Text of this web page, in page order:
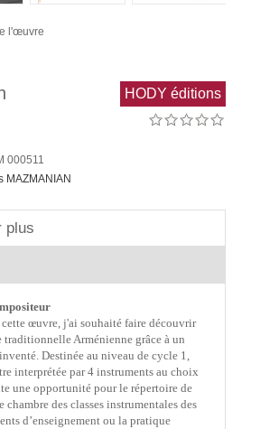
l'œuvre
HODY éditions
000511
MAZMANIAN
plus
cette œuvre, j'ai souhaité faire découvrir
traditionnelle Arménienne grâce à un
Destinée au niveau de cycle 1,
interprétée par 4 instruments au choix
une opportunité pour le répertoire de
chambre des classes instrumentales des
d’enseignement ou la pratique